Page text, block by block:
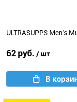
ULTRASUPPS Men's
62 руб. / шт
В